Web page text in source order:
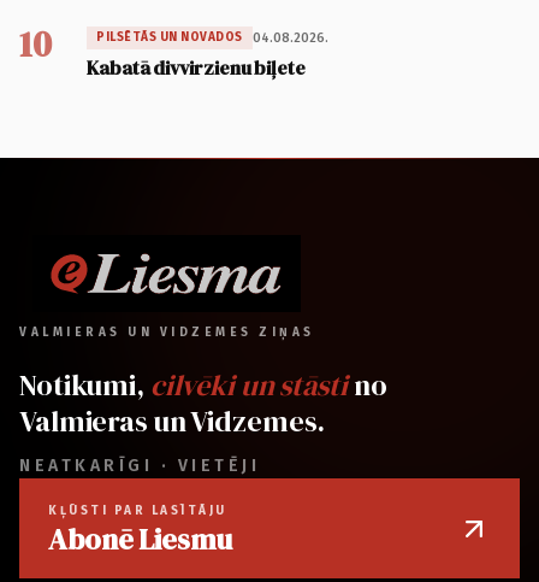
10 PILSĒTĀS UN NOVADOS 04.08.2026.
Kabatā divvirzienu biļete
VALMIERAS UN VIDZEMES ZIŅAS
Notikumi, cilvēki un stāstino
Valmieras un Vidzemes.
NEATKARĪGI · VIETĒJI
KĻŪSTI PAR LASĪTĀJU
Abonē Liesmu